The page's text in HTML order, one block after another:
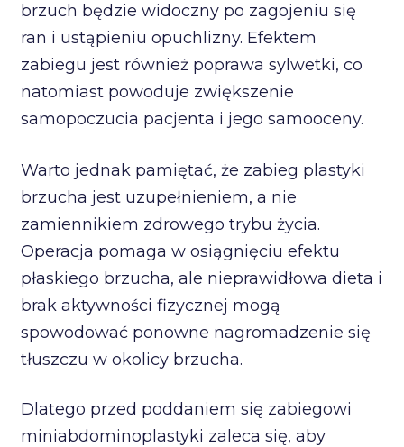
brzuch będzie widoczny po zagojeniu się
ran i ustąpieniu opuchlizny. Efektem
zabiegu jest również poprawa sylwetki, co
natomiast powoduje zwiększenie
samopoczucia pacjenta i jego samooceny.
Warto jednak pamiętać, że zabieg plastyki
brzucha jest uzupełnieniem, a nie
zamiennikiem zdrowego trybu życia.
Operacja pomaga w osiągnięciu efektu
płaskiego brzucha, ale nieprawidłowa dieta i
brak aktywności fizycznej mogą
spowodować ponowne nagromadzenie się
tłuszczu w okolicy brzucha.
Dlatego przed poddaniem się zabiegowi
miniabdominoplastyki zaleca się, aby